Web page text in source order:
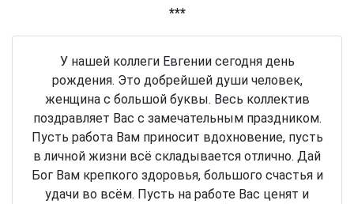
***
У нашей коллеги Евгении сегодня день
рождения. Это добрейшей души человек,
женщина с большой буквы. Весь коллектив
поздравляет Вас с замечательным праздником.
Пусть работа Вам приносит вдохновение, пусть
в личной жизни всё складывается отлично. Дай
Бог Вам крепкого здоровья, большого счастья и
удачи во всём. Пусть на работе Вас ценят и